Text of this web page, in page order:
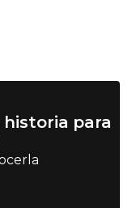
historia para